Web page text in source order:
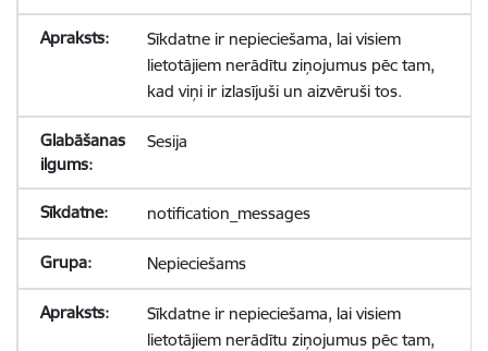
Sīkdatne ir nepieciešama, lai visiem
lietotājiem nerādītu ziņojumus pēc tam,
kad viņi ir izlasījuši un aizvēruši tos.
Sesija
notification_messages
Nepieciešams
Sīkdatne ir nepieciešama, lai visiem
lietotājiem nerādītu ziņojumus pēc tam,